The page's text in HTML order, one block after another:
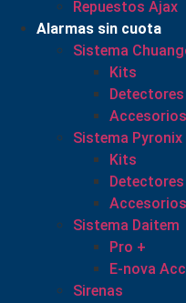
Repuestos Ajax
Alarmas sin cuota
Sistema
Kits
Detectores
Accesorios
Sistema Pyronix
Kits
Detectores
Accesorios
Sistema Daitem
Pro +
E-nova
Sirenas